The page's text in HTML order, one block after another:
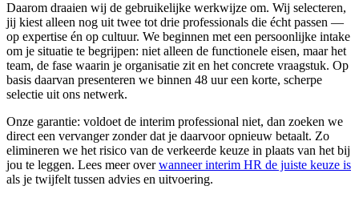
Daarom draaien wij de gebruikelijke werkwijze om. Wij selecteren,
jij kiest alleen nog uit twee tot drie professionals die écht passen —
op expertise én op cultuur. We beginnen met een persoonlijke intake
om je situatie te begrijpen: niet alleen de functionele eisen, maar het
team, de fase waarin je organisatie zit en het concrete vraagstuk. Op
basis daarvan presenteren we binnen 48 uur een korte, scherpe
selectie uit ons netwerk.
Onze garantie: voldoet de interim professional niet, dan zoeken we
direct een vervanger zonder dat je daarvoor opnieuw betaalt. Zo
elimineren we het risico van de verkeerde keuze in plaats van het bij
jou te leggen. Lees meer overwanneer interim HR de juiste keuze is
als je twijfelt tussen advies en uitvoering.